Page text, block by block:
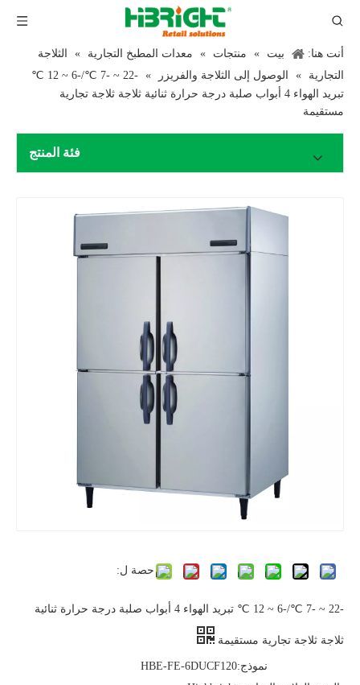
أنت هنا: بيت » منتجات » معدات المطبخ التجارية »
الثلاجة
التجارية
» الوصول إلى الثلاجة والفريزر »
-22 ~ -7 ℃/-6 ~ 12 ℃
تبريد الهواء 4 أبواب صلبة درجة حرارة ثنائية ثلاجة ثلاجة تجارية
مستقيمة
فئة المنتج
حصة ل:
-22 ~ -7 ℃/-6 ~ 12 ℃ تبريد الهواء 4 أبواب صلبة درجة حرارة ثنائية
ثلاجة ثلاجة تجارية مستقيمة
نموذج:HBE-FE-6DUCF120